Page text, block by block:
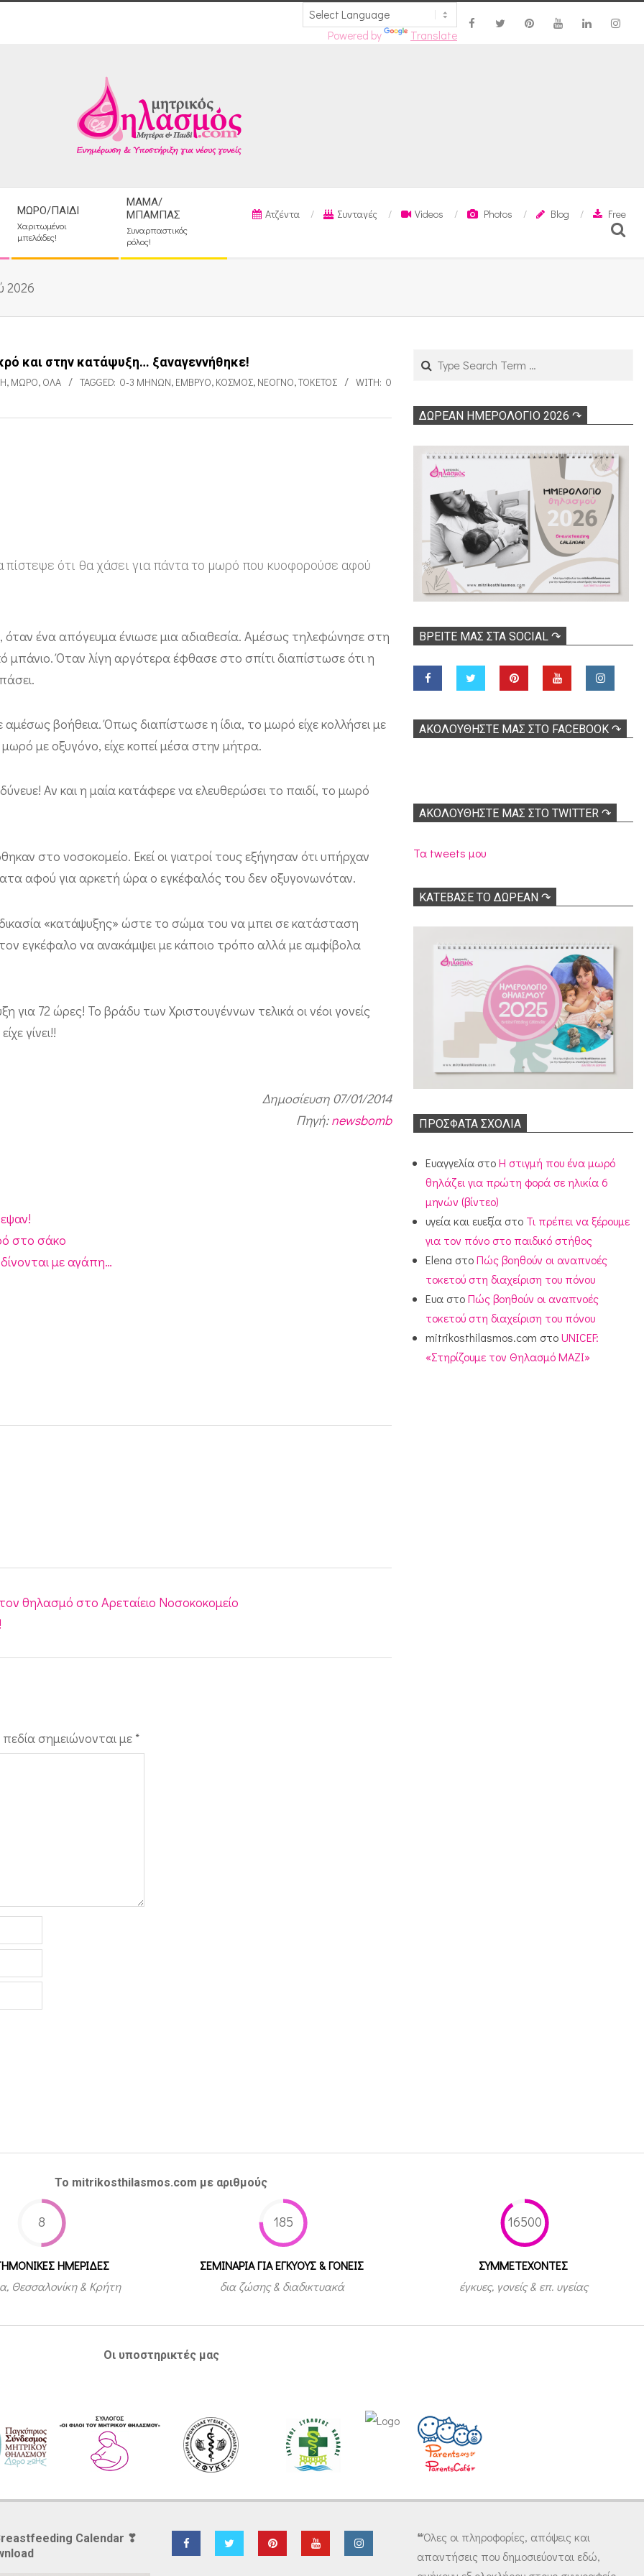
Powered by Translate
ΜΩΡΌ/ΠΑΙΔΊ
Χαριτωμένοι
μπελάδες!
ΜΑΜΆ/
ΜΠΑΜΠΆΣ
Συναρπαστικός
ρόλος!
Ατζέντα Συνταγές Videos Photos Blog
Free
Search
2026
και στην κατάψυξη… ξαναγεννήθηκε!
, ΜΩΡΌ, ΌΛΑ TAGGED: 0-3 ΜΗΝΏΝ, ΈΜΒΡΥΟ, ΚΌΣΜΟΣ, ΝΕΟΓΝΌ,ΤΟΚΕΤΌΣ WITH: 0
ότι θα χάσει για πάντα το μωρό που κυοφορούσε αφού
όταν ένα απόγευμα ένιωσε μια αδιαθεσία. Αμέσως τηλεφώνησε στη
Όταν λίγη αργότερα έφθασε στο σπίτι διαπίστωσε ότι η
βοήθεια. Όπως διαπίστωσε η ίδια, το μωρό είχε κολλήσει με
με οξυγόνο, είχε κοπεί μέσα στην μήτρα.
Αν και η μαία κατάφερε να ελευθερώσει το παιδί, το μωρό
στο νοσοκομείο. Εκεί οι γιατροί τους εξήγησαν ότι υπήρχαν
αφού για αρκετή ώρα ο εγκέφαλός του δεν οξυγονωνόταν.
«κατάψυξης» ώστε το σώμα του να μπει σε κατάσταση
εγκέφαλο να ανακάμψει με κάποιο τρόπο αλλά με αμφίβολα
για 72 ώρες! Το βράδυ των Χριστουγέννων τελικά οι νέοι γονείς
γίνει!!
Δημοσίευση 07/01/2014
Πηγή:newsbomb
στο σάκο
με αγάπη…
θηλασμό στο Αρεταίειο Νοσοκοκομείο
σημειώνονται με *
Search
ΔΩΡΕΑΝ ΗΜΕΡΟΛΟΓΙΟ 2026 ↷
ΒΡΕΊΤΕ ΜΑΣ ΣΤΑ SOCIAL ↷
ΑΚΟΛOΥΘΉΣΤΕ ΜΑΣ ΣΤΟ FACEBOOK ↷
ΑΚΟΛΟΥΘΉΣΤΕ ΜΑΣ ΣΤΟ TWITTER ↷
Τα tweets μου
ΚΑΤΕΒΑΣΕ ΤΟ ΔΩΡΕΑΝ ↷
ΠΡΌΣΦΑΤΑ ΣΧΌΛΙΑ
Ευαγγελία στοΗ στιγμή που ένα μωρό
θηλάζει για πρώτη φορά σε ηλικία 6
μηνών (βίντεο)
υγεία και ευεξία στο Τι πρέπει να ξέρουμε
για τον πόνο στο παιδικό στήθος
Elena στοΠώς βοηθούν οι αναπνοές
τοκετού στη διαχείριση του πόνου
Ευα στοΠώς βοηθούν οι αναπνοές
τοκετού στη διαχείριση του πόνου
mitrikosthilasmos.com στοUNICEF:
«Στηρίζουμε τον Θηλασμό ΜΑΖΙ»
Το mitrikosthilasmos.com με αριθμούς
8
ΗΜΕΡΙΔΕΣ
Θεσσαλονίκη & Κρήτη
185
ΣΕΜΙΝΑΡΙΑ ΓΙΑ ΕΓΚΥΟΥΣ & ΓΟΝΕΙΣ
δια ζώσης & διαδικτυακά
16500
ΣΥΜΜΕΤEΧΟΝΤΕΣ
έγκυες, γονείς & επ. υγείας
Οι υποστηρικτές μας
Calendar ❣
❝Όλες οι πληροφορίες, απόψεις και
απαντήσεις που δημοσιεύονται εδώ,